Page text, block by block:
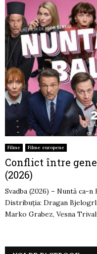
Filme Filme europene
Conflict între
(2026)
Svadba (2026) – Nuntă ca-
Distribuția: Dragan
Marko Grabez, Vesna